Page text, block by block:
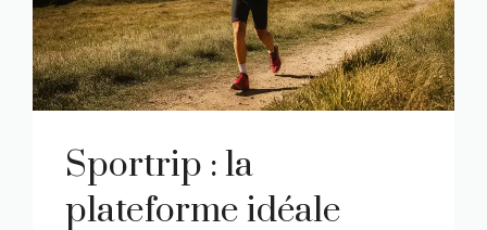
Sportrip : la
plateforme idéale